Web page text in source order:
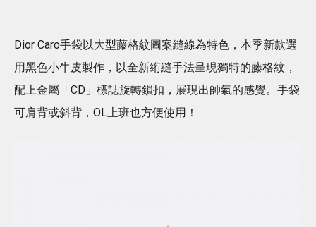
Dior Caro手袋以大型藤格紋圖案縫線為特色，本季新款選
用黑色小牛皮製作，以全新絎縫手法呈現獨特的藤格紋，
配上金屬「CD」標誌旋轉鎖扣，展現出帥氣的感覺。手袋
可肩背或斜背，OL上班也方便使用！